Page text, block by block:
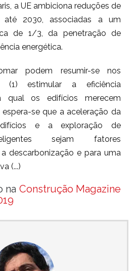
a UE ambiciona reduções de
até 2030, associadas a um
de 1/3, da penetração de
energética.
podem resumir-se nos
(1) estimular a eficiência
qual os edifícios merecem
se que a aceleração da
e a exploração de
sejam fatores
descarbonização e para uma
(...)
na Construção Magazine